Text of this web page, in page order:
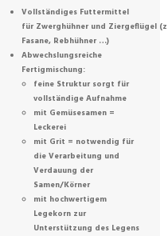
Vollständiges Futtermittel
für Zwerghühner und Ziergeflügel
Fasane, Rebhühner …)
Abwechslungsreiche
Fertigmischung:
feine Struktur sorgt für
vollständige Aufnahme
mit Gemüsesamen =
Leckerei
mit Grit = notwendig für
die Verarbeitung und
Verdauung der
Samen/Körner
mit hochwertigem
Legekorn zur
Unterstützung des Legens